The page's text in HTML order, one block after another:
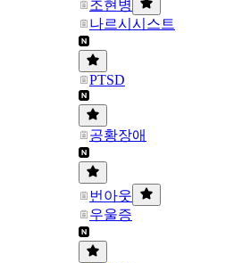
조현병
나르시시스트
PTSD
공황장애
번아웃
우울증